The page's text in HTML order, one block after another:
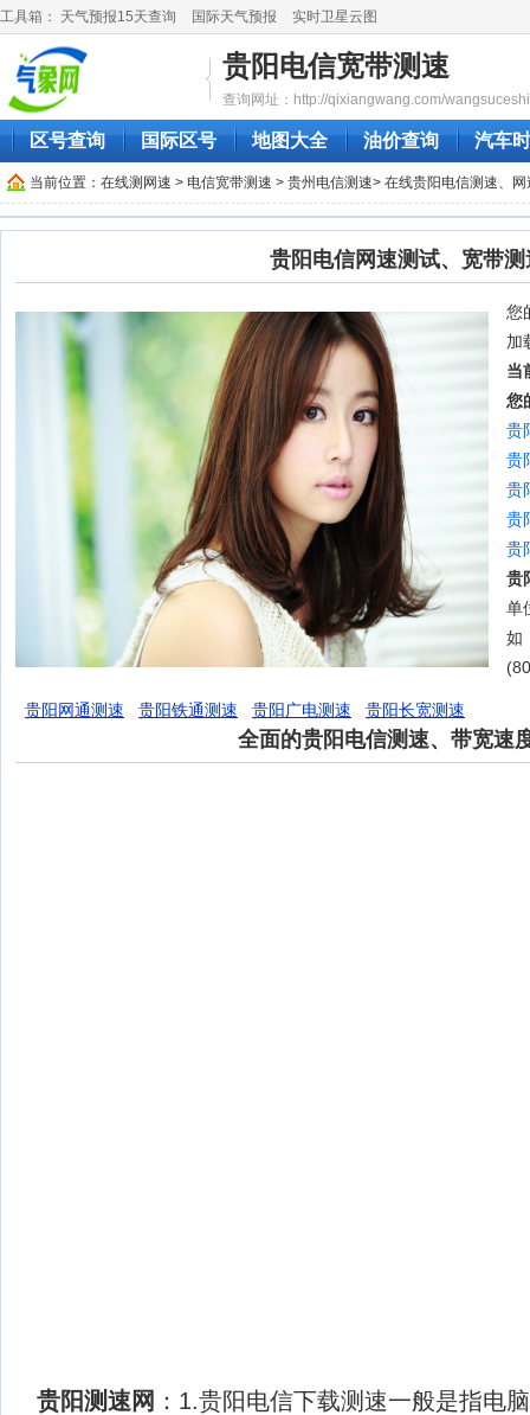
工具箱： 天气预报15天查询 国际天气预报 实时卫星云图
贵阳电信宽带测速
查询网址：http://qixiangwang.com/
区号查询 国际区号 地图大全 油价查询 汽车
当前位置： 在线测网速 > 电信宽带测速 > 贵州电信测速> 在线贵阳电信测速、网
贵阳电信网速测试、宽带测
您
加
当
您
贵
贵
贵
贵
贵
贵
单
如
贵阳网通测速 贵阳铁通测速 贵阳广电测速 贵阳长宽测速
全面的贵阳电信测速、带宽速
贵阳测速网 ：1.贵阳电信下载测速一般是指电